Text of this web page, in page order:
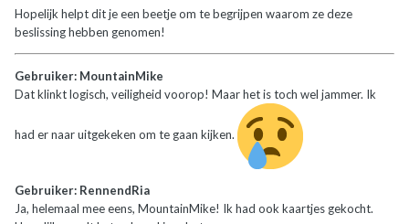
Hopelijk helpt dit je een beetje om te begrijpen waarom ze deze
beslissing hebben genomen!
Gebruiker: MountainMike
Dat klinkt logisch, veiligheid voorop! Maar het is toch wel jammer. Ik
had er naar uitgekeken om te gaan kijken.
Gebruiker: RennendRia
Ja, helemaal mee eens, MountainMike! Ik had ook kaartjes gekocht.